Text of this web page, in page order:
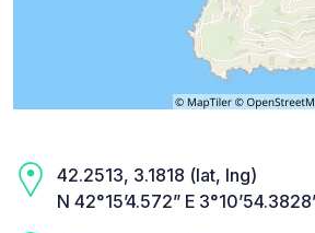
42.2513, 3.1818 (lat, lng)
N 42°15’4.572” E